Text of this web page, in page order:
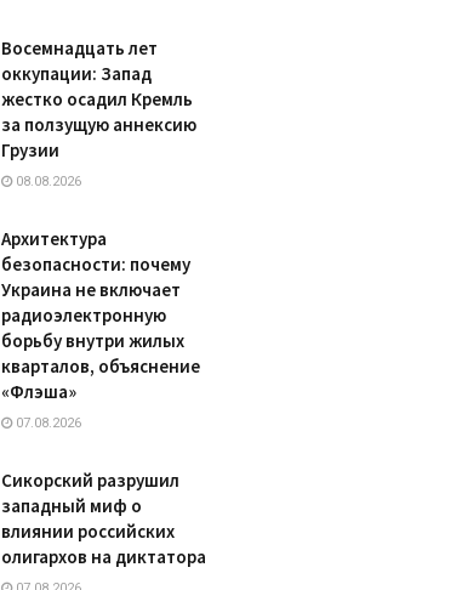
Восемнадцать лет
оккупации: Запад
жестко осадил Кремль
за ползущую аннексию
Грузии
08.08.2026
Архитектура
безопасности: почему
Украина не включает
радиоэлектронную
борьбу внутри жилых
кварталов, объяснение
«Флэша»
07.08.2026
Сикорский разрушил
западный миф о
влиянии российских
олигархов на диктатора